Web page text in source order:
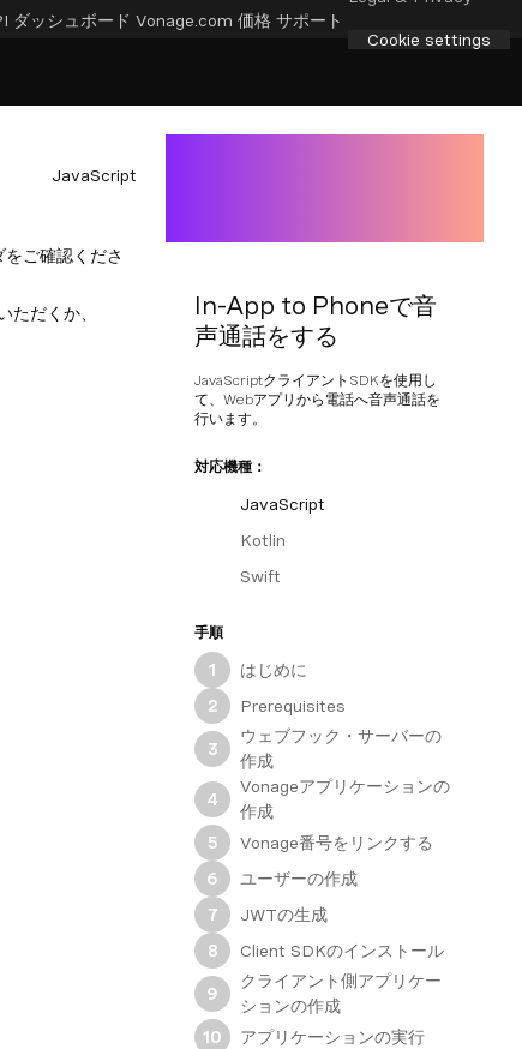
ダッシュボード Vonage.com 価格 サポート
Cookie settings
JavaScript
をご確認くださ
ただくか、
In-App to Phoneで音
声通話をする
JavaScriptクライアントSDKを使用し
て、Webアプリから電話へ音声通話を
行います。
対応機種：
JavaScript
Kotlin
Swift
手順
1
はじめに
2
Prerequisites
3
ウェブフック・サーバーの
作成
4
Vonageアプリケーションの
作成
5
Vonage番号をリンクする
6
ユーザーの作成
7
JWTの生成
8
Client SDKのインストール
9
クライアント側アプリケー
ションの作成
10
アプリケーションの実行